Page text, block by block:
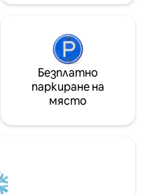
Безплатно
паркиране на
място